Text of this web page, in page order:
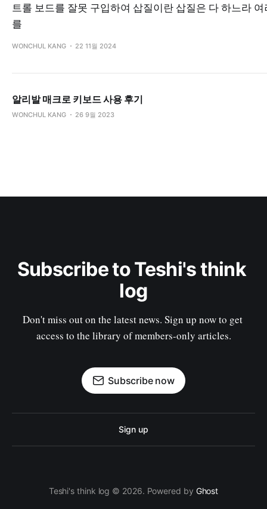
트롤 보드를 잘못 구입하여 삽질이란 삽질은 다 하느라 여
를
WONCHUL KANG 22 11월 2024
알리발 매크로 키보드 사용 후기
WONCHUL KANG 26 9월 2023
Subscribe to Teshi's think
log
Don't miss out on the latest news. Sign up now to get
access to the library of members-only articles.
Subscribe now
Sign up
Teshi's think log © 2026. Powered by Ghost